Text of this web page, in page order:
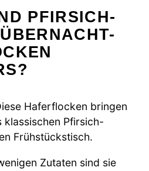
PFIRSICH-
Haferflocken bringen
klassischen Pfirsich-
Frühstückstisch.
Zutaten sind sie